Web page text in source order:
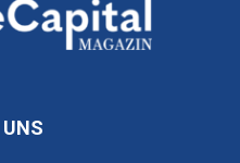
UNS